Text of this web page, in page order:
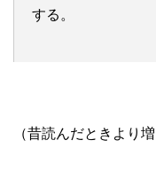
する。
（昔読んだときより